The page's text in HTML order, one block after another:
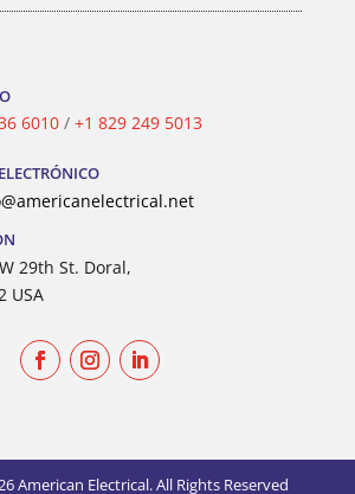
6010/ +1 829 249 5013
29th St. Doral,
USA
American Electrical. All Rights Reserved